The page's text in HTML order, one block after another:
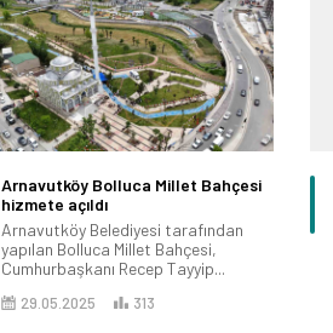
Arnavutköy Bolluca Millet Bahçesi
hizmete açıldı
Arnavutköy Belediyesi tarafından
yapılan Bolluca Millet Bahçesi,
Cumhurbaşkanı Recep Tayyip...
29.05.2025 313